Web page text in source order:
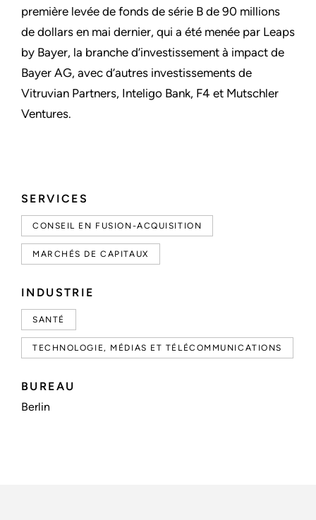
SERVICES
CONSEIL EN FUSION-ACQUISITION
MARCHÉS DE CAPITAUX
INDUSTRIE
SANTÉ
TECHNOLOGIE, MÉDIAS ET TÉLÉCOMMUNICATIONS
BUREAU
Berlin
première levée de fonds de série B de 90 millions
de dollars en mai dernier, qui a été menée par Leaps
by Bayer, la branche d’investissement à impact de
Bayer AG, avec d’autres investissements de
Vitruvian Partners, Inteligo Bank, F4 et Mutschler
Ventures.